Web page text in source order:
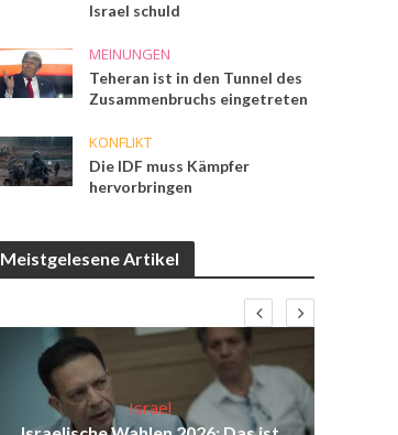
Israel schuld
MEINUNGEN
Teheran ist in den Tunnel des
Zusammenbruchs eingetreten
KONFLIKT
Die IDF muss Kämpfer
hervorbringen
Meistgelesene Artikel
Israel